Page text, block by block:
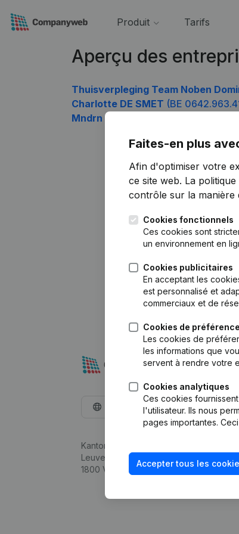
Produit Tarifs
Aperçu des
Thuisverpleging Team Noben
Charlotte DE SMET (BE
Mndrn (BE 0642.963.708)
Faites-en plus
Afin d'optimiser votre
ce site web. La
contrôle sur la manière
Cookies fonctionnels
Ces cookies sont
un environnement en
Cookies publicitaires
En acceptant les
est personnalisé et
commerciaux et de
Cookies de préférence
Les cookies de
les informations que
servent à rendre votre
Cookies analytiques
Ces cookies
l'utilisateur. Ils nous
pages importantes.
Accepter tous les
Français
Kantorenpark Everest
Leuvensesteenweg 248D,
1800 Vilvoorde